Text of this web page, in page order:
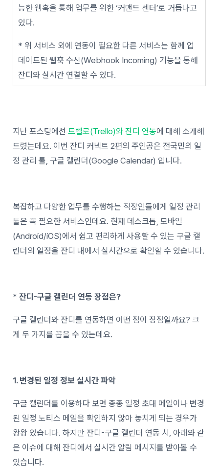
능한 웹훅을 통해 업무를 위한 ‘커맨드 센터’로 거듭나고
있다.
* 위 서비스 외에 연동이 필요한 다른 서비스는 함께 업
데이트된 웹훅 수신(Webhook Incoming) 기능을 통해
잔디와 실시간 연결할 수 있다.
지난 포스팅에선트렐로(Trello)와 잔디 연동에 대해 소개해
드렸는데요. 이번 잔디 커넥트 2편의 주인공은 전국민의 일
정 관리 툴, 구글 캘린더(Google Calendar) 입니다.
복잡하고 다양한 업무를 수행하는 직장인들에게 일정 관리
툴은 꼭 필요한 서비스인데요. 현재 데스크톱, 모바일
(Android/iOS)에서 쉽고 편리하게 사용할 수 있는 구글 캘
린더의 일정을 잔디 내에서 실시간으로 확인할 수 있습니다.
* 잔디-구글 캘린더 연동 장점은?
구글 캘린더와 잔디를 연동하면 어떤 점이 장점일까요? 크
게 두 가지를 꼽을 수 있는데요.
1. 변경된 일정 정보 실시간 파악
구글 캘린더를 이용하다 보면 종종 일정 초대 메일이나 변경
된 일정 노티스 메일을 확인하지 않아 놓치게 되는 경우가
왕왕 있습니다. 하지만 잔디-구글 캘린더 연동 시, 아래와 같
은 이슈에 대해 잔디에서 실시간 알림 메시지를 받아볼 수
있습니다.